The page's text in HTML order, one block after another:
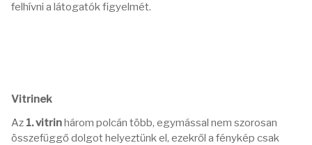
felhívni a látogatók figyelmét.
Vitrinek
Az 1. vitrinhárom polcán több, egymással nem szorosan
összefüggő dolgot helyeztünk el, ezekről a fénykép csak